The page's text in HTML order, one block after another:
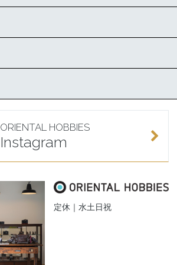
ORIENTAL HOBBIES
Instagram
定休｜水土日祝